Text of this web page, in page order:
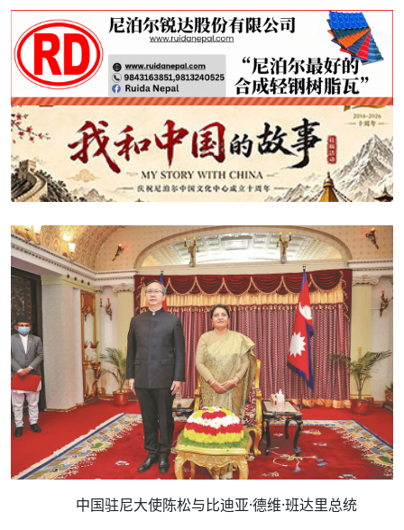
中国驻尼大使陈松与比迪亚·德维·班达里总统